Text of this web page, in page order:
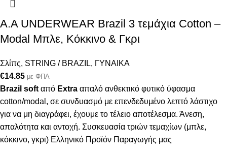
A.A UNDERWEAR Brazil 3 τεμάχια Cotton –
Modal Μπλε, Κόκκινο & Γκρι
Σλίπς, STRING / BRAZIL, ΓΥΝΑΙΚΑ
€14.85 με ΦΠΑ
Brazil soft από Extra απαλό ανθεκτικό φυτικό ύφασμα
cotton/modal, σε συνδυασμό με επενδεδυμένο λεπτό λάστιχο
για να μη διαγράφει, έχουμε το τέλειο αποτέλεσμα. Άνεση,
απαλότητα και αντοχή. Συσκευασία τριών τεμαχίων (μπλε,
κόκκινο, γκρι) Ελληνικό Προϊόν Παραγωγής μας